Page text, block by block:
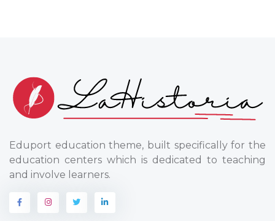
Eduport education theme, built specifically for the
education centers which is dedicated to teaching
and involve learners.